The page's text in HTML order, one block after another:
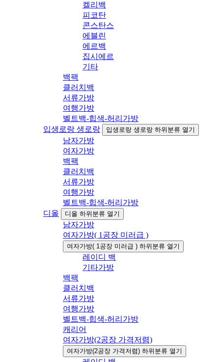
켈리백
피코탄
콘스탄스
에블린
에르백
집시에르
기타
백팩
클러치백
서류가방
여행가방
벨트백-힙색-허리가방
입생로랑 생로랑
입생로랑 생로랑 하위분류 열기
남자가방
여자가방
백팩
클러치백
서류가방
여행가방
벨트백-힙색-허리가방
디올
디올 하위분류 열기
남자가방
여자가방( 1공장 미러급 )
여자가방( 1공장 미러급 ) 하위분류 열기
레이디 백
기타가방
백팩
클러치백
서류가방
여행가방
벨트백-힙색-허리가방
캐리어
여자가방(2공장 가격저렴)
여자가방(2공장 가격저렴) 하위분류 열기